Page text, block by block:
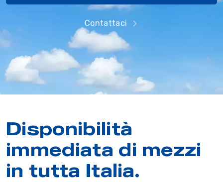
Contattaci
Disponibilità
immediata di mezzi
in tutta Italia.